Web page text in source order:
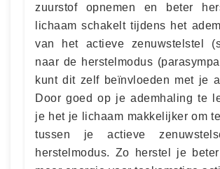
zuurstof opnemen en beter
lichaam schakelt tijdens het
van het actieve zenuwstelstel
naar de herstelmodus
kunt dit zelf beïnvloeden met je
Door goed op je ademhaling te
je het je lichaam makkelijker om
tussen je actieve
herstelmodus. Zo herstel je